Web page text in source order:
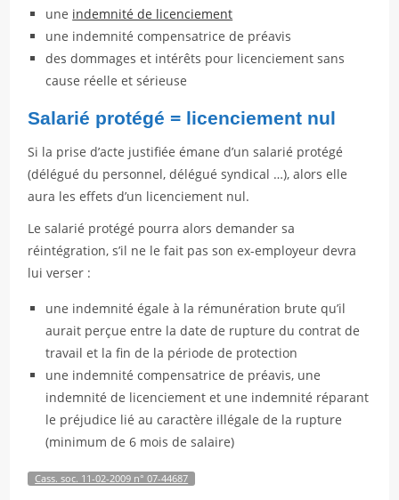
une indemnité de licenciement
une indemnité compensatrice de préavis
des dommages et intérêts pour licenciement sans
cause réelle et sérieuse
Salarié protégé = licenciement nul
Si la prise d’acte justifiée émane d’un salarié protégé
(délégué du personnel, délégué syndical …), alors elle
aura les effets d’un licenciement nul.
Le salarié protégé pourra alors demander sa
réintégration, s’il ne le fait pas son ex-employeur devra
lui verser :
une indemnité égale à la rémunération brute qu’il
aurait perçue entre la date de rupture du contrat de
travail et la fin de la période de protection
une indemnité compensatrice de préavis, une
indemnité de licenciement et une indemnité réparant
le préjudice lié au caractère illégale de la rupture
(minimum de 6 mois de salaire)
Cass. soc. 11-02-2009 n° 07-44687